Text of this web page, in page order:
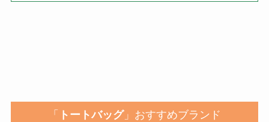
「 トートバッグ」おすすめブランド